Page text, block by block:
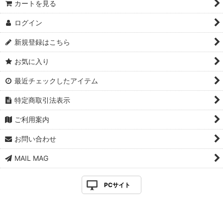
カートを見る
ログイン
新規登録はこちら
お気に入り
最近チェックしたアイテム
特定商取引法表示
ご利用案内
お問い合わせ
MAIL MAG
PCサイト